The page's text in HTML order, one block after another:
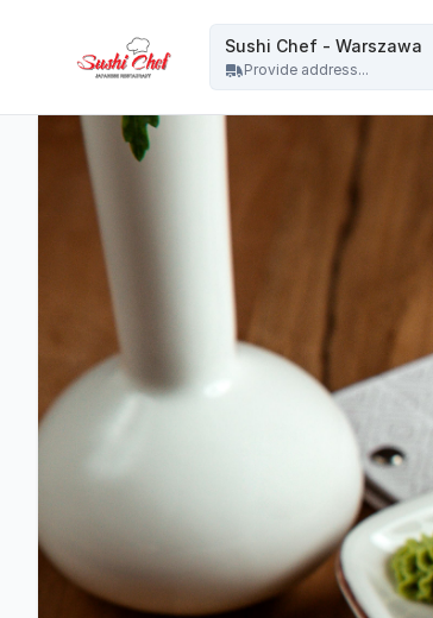
Sushi Chef - Warszawa
Provide address...